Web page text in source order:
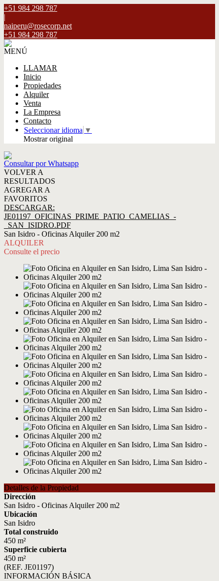
+51 984 298 787
|
naiperu@rosecorp.net
+51 984 298 787
MENÚ
LLAMAR
Inicio
Propiedades
Alquiler
Venta
La Empresa
Contacto
Seleccionar idioma ▼
Mostrar original
Consultar por Whatsapp
VOLVER A
RESULTADOS
AGREGAR A
FAVORITOS
DESCARGAR:
JE01197_OFICINAS_PRIME_PATIO_CAMELIAS_-
_SAN_ISIDRO.PDF
San Isidro - Oficinas Alquiler 200 m2
ALQUILER
Consulte el precio
Detalles de la Propiedad
Dirección
San Isidro - Oficinas Alquiler 200 m2
Ubicación
San Isidro
Total construido
450 m²
Superficie cubierta
450 m²
(REF. JE01197)
INFORMACIÓN BÁSICA